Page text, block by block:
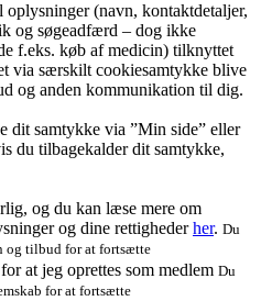
(navn, kontaktdetaljer,
og søgeadfærd – dog ikke
f.eks. køb af medicin) tilknyttet
via særskilt cookiesamtykke blive
og anden kommunikation til dig.
dit samtykke via ”Min side” eller
du tilbagekalder dit samtykke,
og du kan læse mere om
og dine rettighederher. Du
og tilbud for at fortsætte
for at jeg oprettes som medlem Du
for at fortsætte